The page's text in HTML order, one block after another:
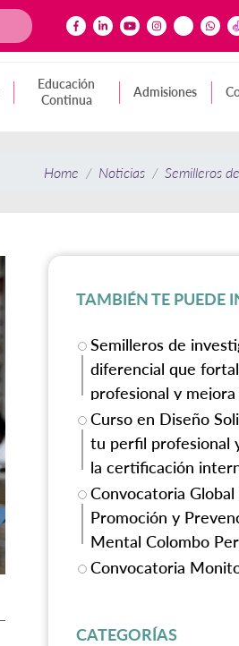
Educación
Continua
Admisiones
Home Noticias Semilleros
TAMBIÉN TE PUEDE
Semilleros de
diferencial que
profesional y
Curso en Diseño
tu perfil profesional
la certificación
Convocatoria Global
Promoción y
Mental Colombo
Convocatoria
CATEGORÍAS